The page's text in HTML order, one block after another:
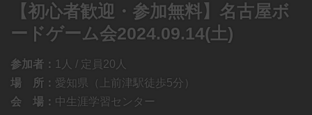
【初心者歓迎・参加無料】名古屋ボ
ードゲーム会2024.09.14(土)
参加者： 1人 / 定員20人
場 所： 愛知県（上前津駅徒歩5分）
会 場： 中生涯学習センター